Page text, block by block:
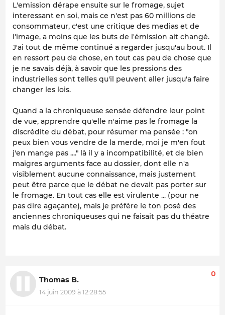
L'emission dérape ensuite sur le fromage, sujet
interessant en soi, mais ce n'est pas 60 millions de
consommateur, c'est une critique des medias et de
l'image, a moins que les buts de l'émission ait changé.
J'ai tout de même continué a regarder jusqu'au bout. Il
en ressort peu de chose, en tout cas peu de chose que
je ne savais déjà, à savoir que les pressions des
industrielles sont telles qu'il peuvent aller jusqu'a faire
changer les lois.
Quand a la chroniqueuse sensée défendre leur point
de vue, apprendre qu'elle n'aime pas le fromage la
discrédite du débat, pour résumer ma pensée : "on
peux bien vous vendre de la merde, moi je m'en fout
j'en mange pas ...." là il y a incompatibilité, et de bien
maigres arguments face au dossier, dont elle n'a
visiblement aucune connaissance, mais justement
peut être parce que le débat ne devait pas porter sur
le fromage. En tout cas elle est virulente ... (pour ne
pas dire agaçante), mais je préfère le ton posé des
anciennes chroniqueuses qui ne faisait pas du théatre
mais du débat.
Thomas B.
14 juin 2009 à 12:28:55
0